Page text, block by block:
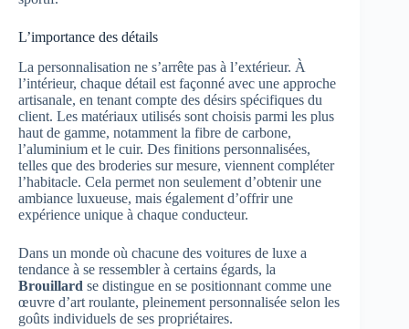
L’importance des détails
La personnalisation ne s’arrête pas à l’extérieur. À
l’intérieur, chaque détail est façonné avec une approche
artisanale, en tenant compte des désirs spécifiques du
client. Les matériaux utilisés sont choisis parmi les plus
haut de gamme, notamment la fibre de carbone,
l’aluminium et le cuir. Des finitions personnalisées,
telles que des broderies sur mesure, viennent compléter
l’habitacle. Cela permet non seulement d’obtenir une
ambiance luxueuse, mais également d’offrir une
expérience unique à chaque conducteur.
Dans un monde où chacune des voitures de luxe a
tendance à se ressembler à certains égards, la
Brouillard se distingue en se positionnant comme une
œuvre d’art roulante, pleinement personnalisée selon les
goûts individuels de ses propriétaires.